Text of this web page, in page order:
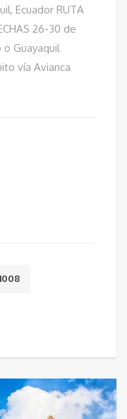
Ecuador RUTA
26-30 de
o Guayaquil
vía Avianca